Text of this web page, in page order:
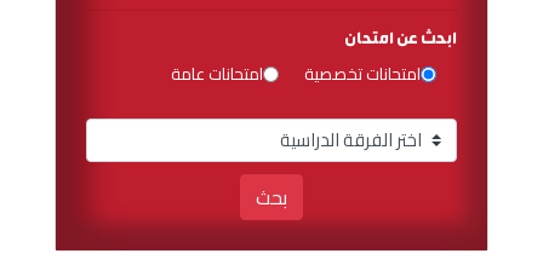
ابحث عن امتحان
امتحانات تخصصية امتحانات عامة
بحث